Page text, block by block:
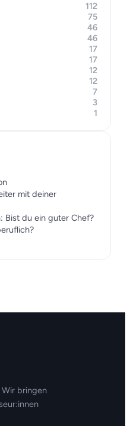
112
75
46
46
17
17
12
12
7
3
1
mit deiner
Bist du ein guter Chef?
Wir bringen